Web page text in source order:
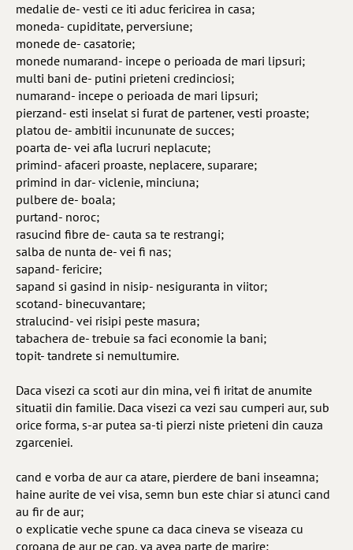
medalie de- vesti ce iti aduc fericirea in casa;
moneda- cupiditate, perversiune;
monede de- casatorie;
monede numarand- incepe o perioada de mari lipsuri;
multi bani de- putini prieteni credinciosi;
numarand- incepe o perioada de mari lipsuri;
pierzand- esti inselat si furat de partener, vesti proaste;
platou de- ambitii incununate de succes;
poarta de- vei afla lucruri neplacute;
primind- afaceri proaste, neplacere, suparare;
primind in dar- viclenie, minciuna;
pulbere de- boala;
purtand- noroc;
rasucind fibre de- cauta sa te restrangi;
salba de nunta de- vei fi nas;
sapand- fericire;
sapand si gasind in nisip- nesiguranta in viitor;
scotand- binecuvantare;
stralucind- vei risipi peste masura;
tabachera de- trebuie sa faci economie la bani;
topit- tandrete si nemultumire.
Daca visezi ca scoti aur din mina, vei fi iritat de anumite
situatii din familie. Daca visezi ca vezi sau cumperi aur, sub
orice forma, s-ar putea sa-ti pierzi niste prieteni din cauza
zgarceniei.
cand e vorba de aur ca atare, pierdere de bani inseamna;
haine aurite de vei visa, semn bun este chiar si atunci cand
au fir de aur;
o explicatie veche spune ca daca cineva se viseaza cu
coroana de aur pe cap, va avea parte de marire;